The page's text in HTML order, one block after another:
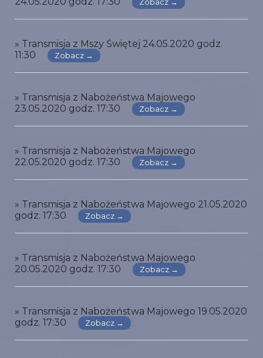
Zobacz →
» Transmisja z Mszy Świętej 24.05.2020 godz.
11:30
Zobacz →
» Transmisja z Nabożeństwa Majowego
23.05.2020 godz. 17:30
Zobacz →
» Transmisja z Nabożeństwa Majowego
22.05.2020 godz. 17:30
Zobacz →
» Transmisja z Nabożeństwa Majowego 21.05.2020
godz. 17:30
Zobacz →
» Transmisja z Nabożeństwa Majowego
20.05.2020 godz. 17:30
Zobacz →
» Transmisja z Nabożeństwa Majowego 19.05.2020
godz. 17:30
Zobacz →